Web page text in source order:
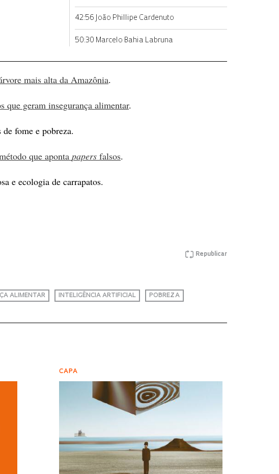
42:56 João Phillipe Cardenuto
50:30 Marcelo Bahia Labruna
mais alta da Amazônia.
que geram insegurança alimentar.
fome e pobreza.
que aponta papers falsos.
e ecologia de carrapatos.
Republicar
ALIMENTAR INTELIGÊNCIA ARTIFICIAL POBREZA